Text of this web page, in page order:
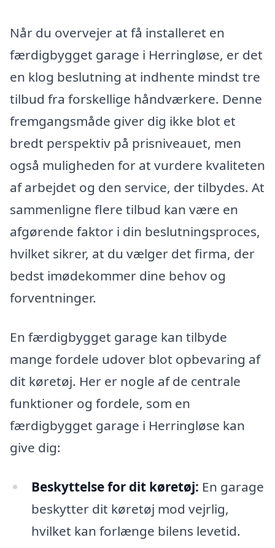
Når du overvejer at få installeret en
færdigbygget garage i Herringløse, er det
en klog beslutning at indhente mindst tre
tilbud fra forskellige håndværkere. Denne
fremgangsmåde giver dig ikke blot et
bredt perspektiv på prisniveauet, men
også muligheden for at vurdere kvaliteten
af arbejdet og den service, der tilbydes. At
sammenligne flere tilbud kan være en
afgørende faktor i din beslutningsproces,
hvilket sikrer, at du vælger det firma, der
bedst imødekommer dine behov og
forventninger.
En færdigbygget garage kan tilbyde
mange fordele udover blot opbevaring af
dit køretøj. Her er nogle af de centrale
funktioner og fordele, som en
færdigbygget garage i Herringløse kan
give dig:
Beskyttelse for dit køretøj: En garage
beskytter dit køretøj mod vejrlig,
hvilket kan forlænge bilens levetid.